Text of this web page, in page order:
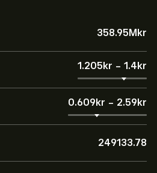
358.95M‎kr‎
1.205‎kr‎ - 1.4‎kr‎
0.609‎kr‎ - 2.59‎kr‎
249133.78